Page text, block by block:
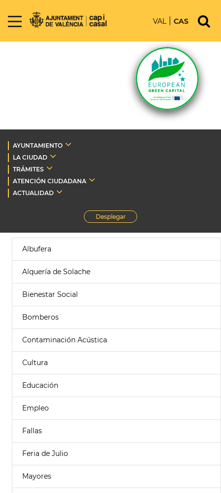
VAL CAS
AYUNTAMIENTO
LA CIUDAD
TRÁMITES
ATENCIÓN CIUDADANA
ACTUALIDAD
Desplegar
Albufera
Alquería de Solache
Bienestar Social
Bomberos
Contaminación Acústica
Cultura
Educación
Empleo
Fallas
Feria de Julio
Mayores